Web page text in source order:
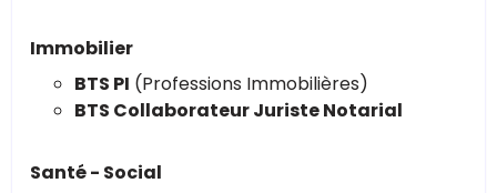
Immobilier
BTS PI (Professions Immobilières)
BTS Collaborateur Juriste Notarial
Santé - Social